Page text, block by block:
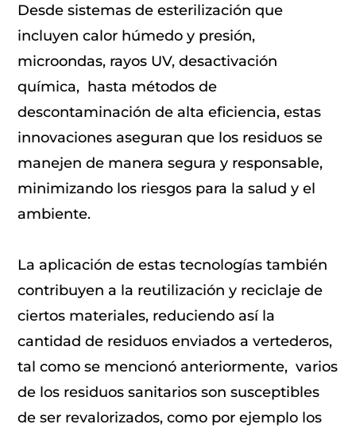
Desde sistemas de esterilización que
incluyen calor húmedo y presión,
microondas, rayos UV, desactivación
química, hasta métodos de
descontaminación de alta eficiencia, estas
innovaciones aseguran que los residuos se
manejen de manera segura y responsable,
minimizando los riesgos para la salud y el
ambiente.
La aplicación de estas tecnologías también
contribuyen a la reutilización y reciclaje de
ciertos materiales, reduciendo así la
cantidad de residuos enviados a vertederos,
tal como se mencionó anteriormente, varios
de los residuos sanitarios son susceptibles
de ser revalorizados, como por ejemplo los